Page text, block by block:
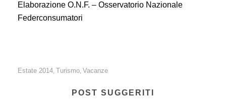
Elaborazione O.N.F. – Osservatorio Nazionale
Federconsumatori
Estate 2014, Turismo, Vacanze
POST SUGGERITI